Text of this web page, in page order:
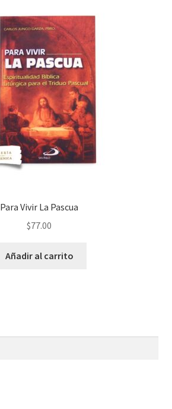
Para Vivir La Pascua
$77.00
Añadir al carrito